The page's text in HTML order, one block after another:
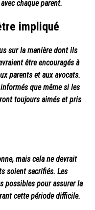
chaque parent.
impliqué
sur la manière dont ils
être encouragés à
parents et aux avocats.
que même si les
toujours aimés et pris
mais cela ne devrait
soient sacrifiés. Les
possibles pour assurer la
cette période difficile.